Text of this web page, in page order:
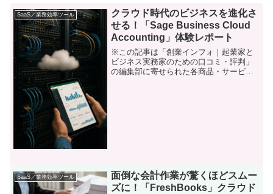
SaaS／業務効率ツール
クラウド時代のビジネスを進化さ
せる！「Sage Business Cloud
Accounting」体験レポート
※この記事は「創業インフォ｜起業家と
ビジネス実務家のための口コミ・評判」
の編集部に寄せられた各商品・サービス
SaaS／業務効率ツール
面倒な会計作業が驚くほどスムー
ズに！「FreshBooks」クラウド